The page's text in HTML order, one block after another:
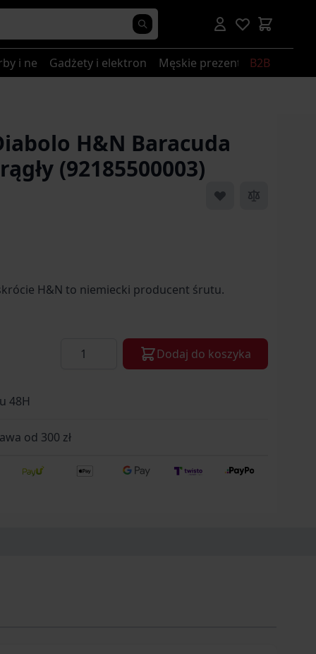
i nerkiGadżety i elektronikaMęskie prezenty B2B
H&N Baracuda
(92185500003)
H&N to niemiecki producent śrutu.
Ilość Dodaj do koszyka
48H
od 300 zł